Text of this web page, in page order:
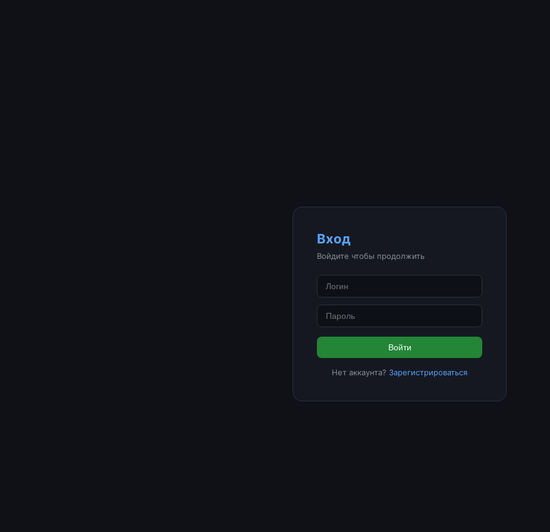
Вход
Войдите чтобы продолжить
Войти
Нет аккаунта? Зарегистрироваться